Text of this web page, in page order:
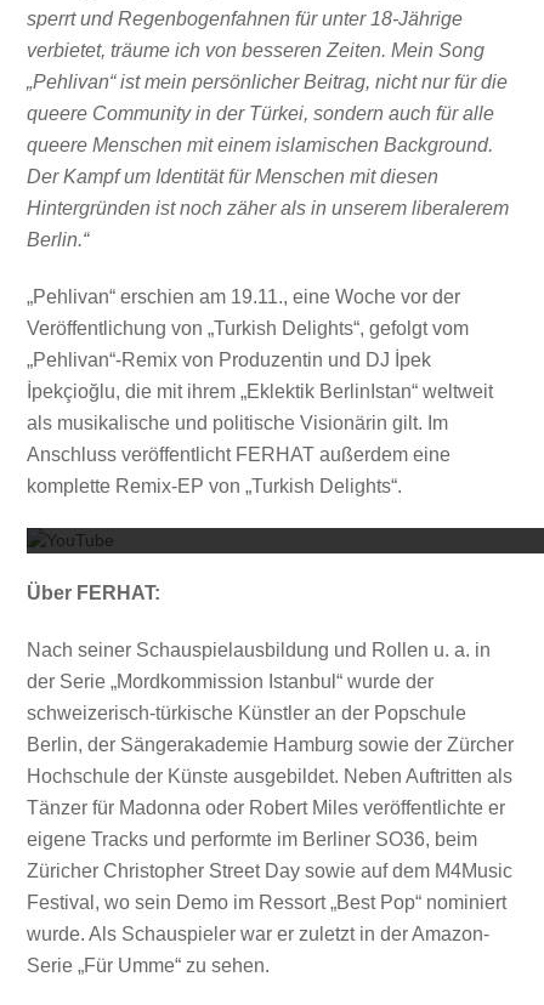
sperrt und Regenbogenfahnen für unter 18-Jährige
verbietet, träume ich von besseren Zeiten. Mein Song
„Pehlivan“ ist mein persönlicher Beitrag, nicht nur für die
queere Community in der Türkei, sondern auch für alle
queere Menschen mit einem islamischen Background.
Der Kampf um Identität für Menschen mit diesen
Hintergründen ist noch zäher als in unserem liberalerem
Berlin.“
„Pehlivan“ erschien am 19.11., eine Woche vor der
Veröffentlichung von „Turkish Delights“, gefolgt vom
„Pehlivan“-Remix von Produzentin und DJ İpek
İpekçioğlu, die mit ihrem „Eklektik BerlinIstan“ weltweit
als musikalische und politische Visionärin gilt. Im
Anschluss veröffentlicht FERHAT außerdem eine
komplette Remix-EP von „Turkish Delights“.
Über FERHAT:
Nach seiner Schauspielausbildung und Rollen u. a. in
der Serie „Mordkommission Istanbul“ wurde der
schweizerisch-türkische Künstler an der Popschule
Berlin, der Sängerakademie Hamburg sowie der Zürcher
Hochschule der Künste ausgebildet. Neben Auftritten als
Tänzer für Madonna oder Robert Miles veröffentlichte er
eigene Tracks und performte im Berliner SO36, beim
Züricher Christopher Street Day sowie auf dem M4Music
Festival, wo sein Demo im Ressort „Best Pop“ nominiert
wurde. Als Schauspieler war er zuletzt in der Amazon-
Serie „Für Umme“ zu sehen.